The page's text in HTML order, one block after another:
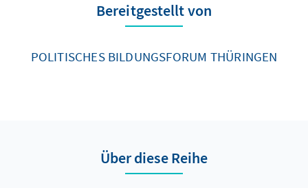
Bereitgestellt von
POLITISCHES BILDUNGSFORUM THÜRINGEN
Über diese Reihe